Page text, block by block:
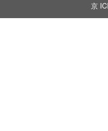
京